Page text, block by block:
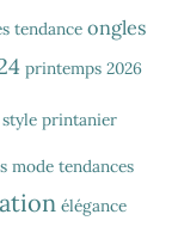
tendance ongles
printemps 2026
style printanier
mode tendances
élégance